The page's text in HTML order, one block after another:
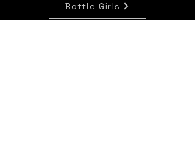
Bottle Girls